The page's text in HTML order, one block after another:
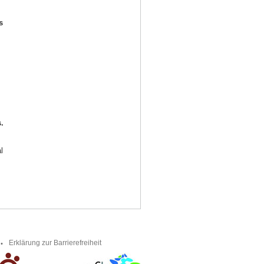
Erklärung zur Barrierefreiheit